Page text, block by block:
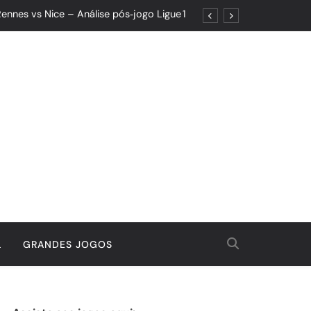
vs Nice – Análise pós‑jogo Ligue 1
o Resultado Esconde o Progresso
Que Nasceu da Garra e do Controle
Um Jogo de Controle e Maturidade
o Resultado Esconde o Progresso
GRANDES JOGOS